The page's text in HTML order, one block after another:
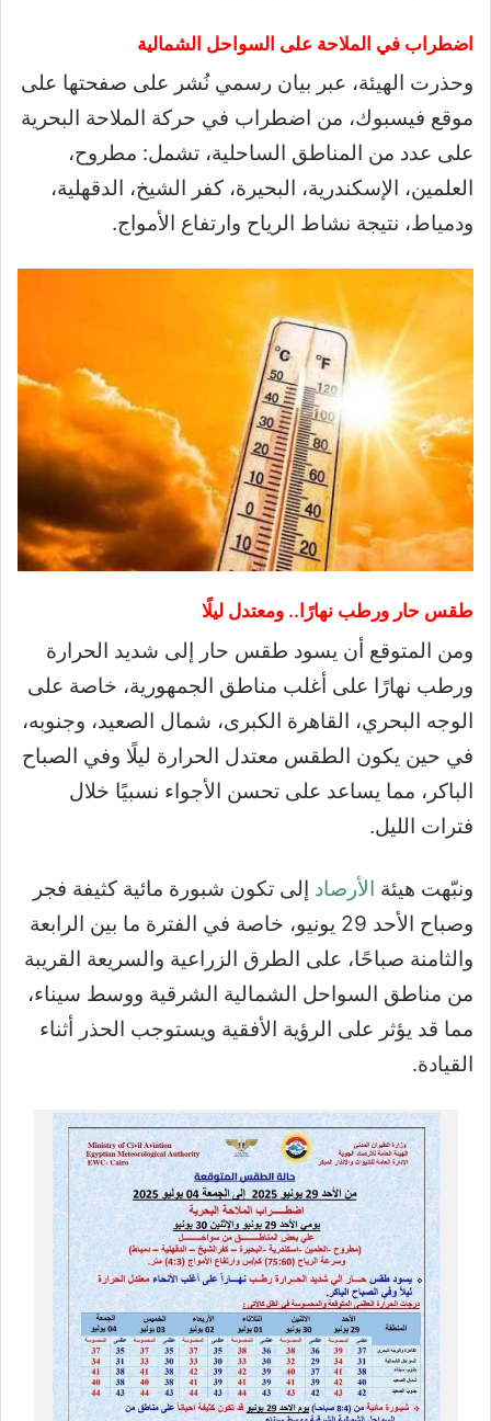
اضطراب في الملاحة على السواحل الشمالية
وحذرت الهيئة، عبر بيان رسمي نُشر على صفحتها على
موقع فيسبوك، من اضطراب في حركة الملاحة البحرية
على عدد من المناطق الساحلية، تشمل: مطروح،
العلمين، الإسكندرية، البحيرة، كفر الشيخ، الدقهلية،
ودمياط، نتيجة نشاط الرياح وارتفاع الأمواج.
طقس حار ورطب نهارًا.. ومعتدل ليلًا
ومن المتوقع أن يسود طقس حار إلى شديد الحرارة
ورطب نهارًا على أغلب مناطق الجمهورية، خاصة على
الوجه البحري، القاهرة الكبرى، شمال الصعيد، وجنوبه،
في حين يكون الطقس معتدل الحرارة ليلًا وفي الصباح
الباكر، مما يساعد على تحسن الأجواء نسبيًا خلال
فترات الليل.
ونبّهت هيئة الأرصاد إلى تكون شبورة مائية كثيفة فجر
وصباح الأحد 29 يونيو، خاصة في الفترة ما بين الرابعة
والثامنة صباحًا، على الطرق الزراعية والسريعة القريبة
من مناطق السواحل الشمالية الشرقية ووسط سيناء،
مما قد يؤثر على الرؤية الأفقية ويستوجب الحذر أثناء
القيادة.